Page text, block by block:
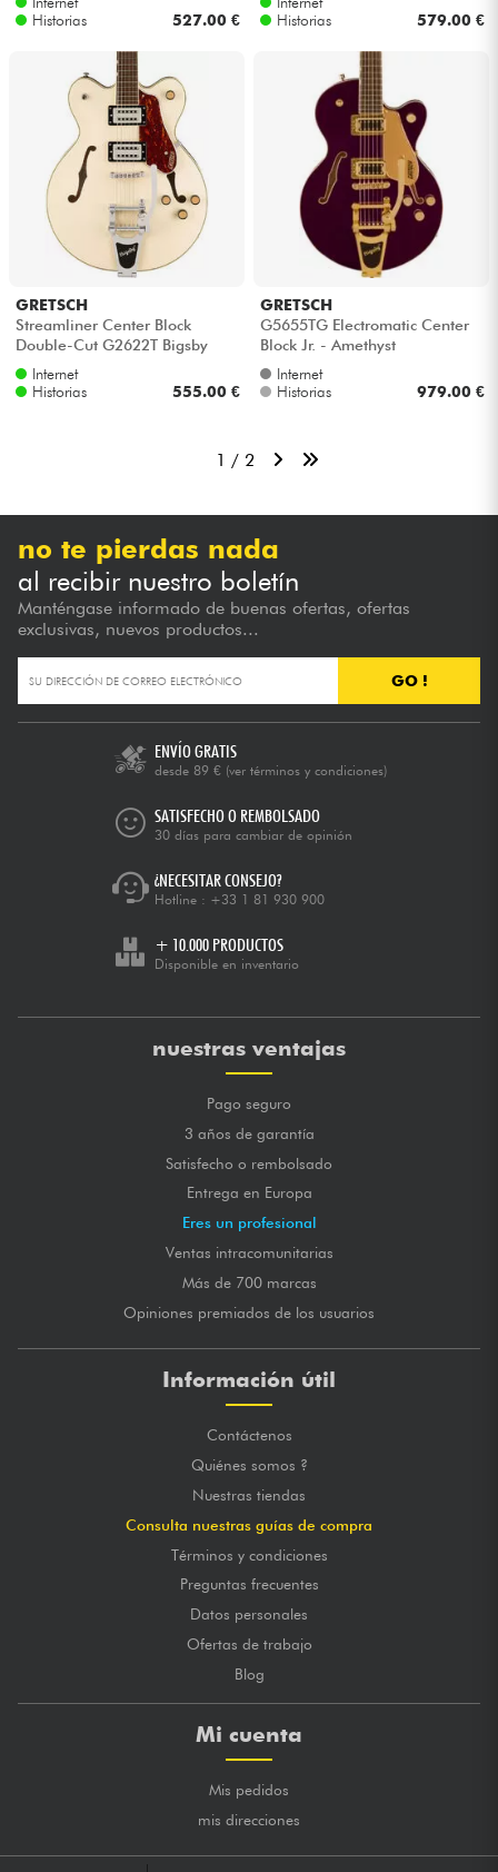
Historias
527.00 €
Historias
579.00 €
GRETSCH
Streamliner Center Block
Double-Cut G2622T Bigsby
Internet
Historias
555.00 €
GRETSCH
G5655TG Electromatic Center
Block Jr. - Amethyst
Internet
Historias
979.00 €
1 / 2
no te pierdas nada
al recibir nuestro boletín
Manténgase informado de buenas ofertas, ofertas
exclusivas, nuevos productos...
GO !
ENVÍO GRATIS
desde 89 € (ver términos y condiciones)
SATISFECHO O REMBOLSADO
30 días para cambiar de opinión
¿NECESITAR CONSEJO?
Hotline : +33 1 81 930 900
+ 10.000 PRODUCTOS
Disponible en inventario
nuestras ventajas
Pago seguro
3 años de garantía
Satisfecho o rembolsado
Entrega en Europa
Eres un profesional
Ventas intracomunitarias
Más de 700 marcas
Opiniones premiados de los usuarios
Información útil
Contáctenos
Quiénes somos ?
Nuestras tiendas
Consulta nuestras guías de compra
Términos y condiciones
Preguntas frecuentes
Datos personales
Ofertas de trabajo
Blog
Mi cuenta
Mis pedidos
mis direcciones